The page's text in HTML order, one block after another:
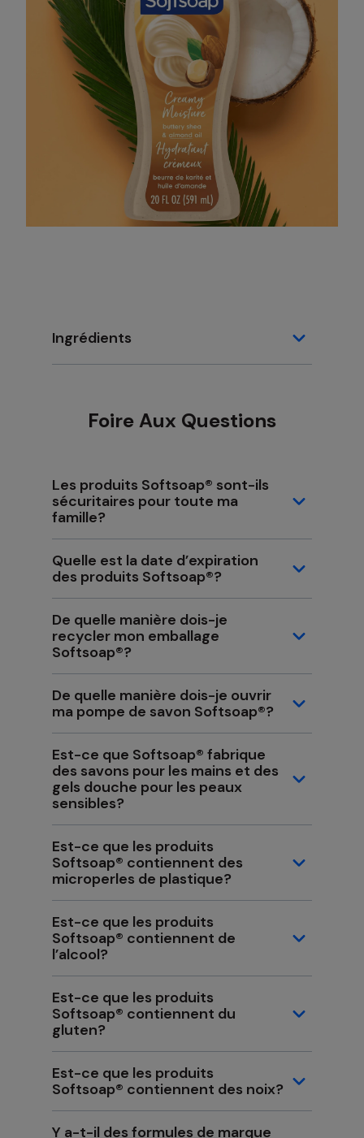
Ingrédients
Foire Aux Questions
Les produits Softsoap® sont-ils
sécuritaires pour toute ma
famille?
Quelle est la date d’expiration
des produits Softsoap®?
De quelle manière dois-je
recycler mon emballage
Softsoap®?
De quelle manière dois-je ouvrir
ma pompe de savon Softsoap®?
Est-ce que Softsoap® fabrique
des savons pour les mains et des
gels douche pour les peaux
sensibles?
Est-ce que les produits
Softsoap® contiennent des
microperles de plastique?
Est-ce que les produits
Softsoap® contiennent de
l’alcool?
Est-ce que les produits
Softsoap® contiennent du
gluten?
Est-ce que les produits
Softsoap® contiennent des noix?
Y a-t-il des formules de marque